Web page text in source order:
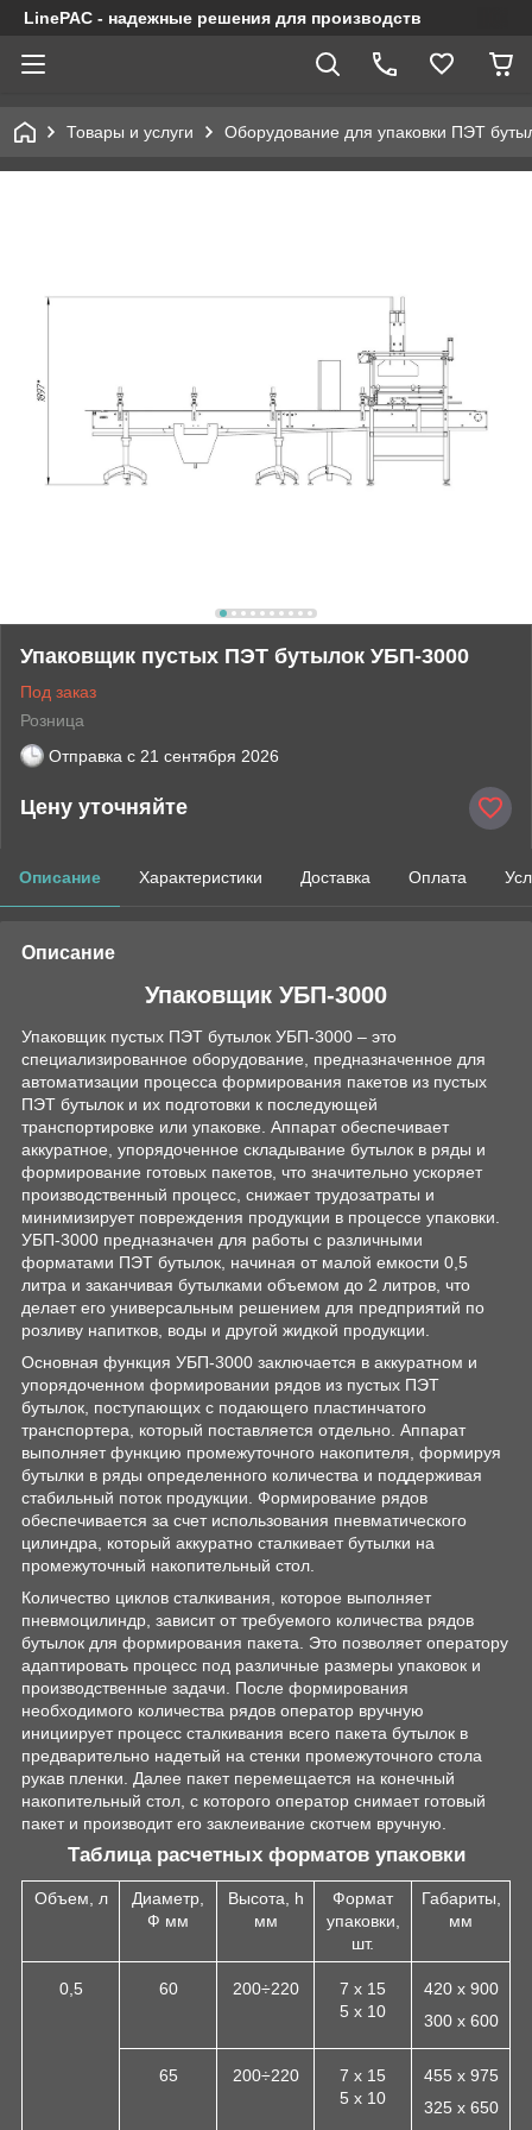
LinePAC - надежные решения для производств
Товары и услуги Оборудование для упаковки ПЭТ
Упаковщик пустых ПЭТ бутылок УБП-3000
Под заказ
Розница
Отправка с 21 сентября 2026
Цену уточняйте
Описание Характеристики Доставка Оплата
Описание
Упаковщик УБП-3000
Упаковщик пустых ПЭТ бутылок УБП-3000 – это
специализированное оборудование, предназначенное для
автоматизации процесса формирования пакетов из пустых
ПЭТ бутылок и их подготовки к последующей
транспортировке или упаковке. Аппарат обеспечивает
аккуратное, упорядоченное складывание бутылок в ряды и
формирование готовых пакетов, что значительно ускоряет
производственный процесс, снижает трудозатраты и
минимизирует повреждения продукции в процессе упаковки.
УБП-3000 предназначен для работы с различными
форматами ПЭТ бутылок, начиная от малой емкости 0,5
литра и заканчивая бутылками объемом до 2 литров, что
делает его универсальным решением для предприятий по
розливу напитков, воды и другой жидкой продукции.
Основная функция УБП-3000 заключается в аккуратном и
упорядоченном формировании рядов из пустых ПЭТ
бутылок, поступающих с подающего пластинчатого
транспортера, который поставляется отдельно. Аппарат
выполняет функцию промежуточного накопителя, формируя
бутылки в ряды определенного количества и поддерживая
стабильный поток продукции. Формирование рядов
обеспечивается за счет использования пневматического
цилиндра, который аккуратно сталкивает бутылки на
промежуточный накопительный стол.
Количество циклов сталкивания, которое выполняет
пневмоцилиндр, зависит от требуемого количества рядов
бутылок для формирования пакета. Это позволяет оператору
адаптировать процесс под различные размеры упаковок и
производственные задачи. После формирования
необходимого количества рядов оператор вручную
инициирует процесс сталкивания всего пакета бутылок в
предварительно надетый на стенки промежуточного стола
рукав пленки. Далее пакет перемещается на конечный
накопительный стол, с которого оператор снимает готовый
пакет и производит его заклеивание скотчем вручную.
Таблица расчетных форматов упаковки
Объем, л
Диаметр,
Ф мм
Высота, h
мм
Формат
упаковки,
шт.
Габариты,
мм
0,5 60 200÷220
7 х 15
5 х 10
420 х 900
300 х 600
65 200÷220
7 х 15
5 х 10
455 х 975
325 х 650